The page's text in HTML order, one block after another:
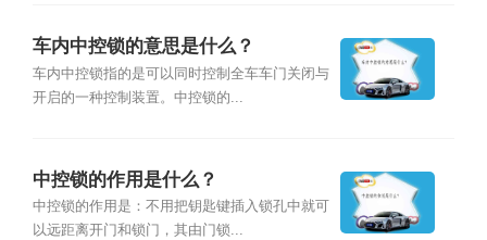
车内中控锁的意思是什么？
车内中控锁指的是可以同时控制全车车门关闭与
开启的一种控制装置。中控锁的...
中控锁的作用是什么？
中控锁的作用是：不用把钥匙键插入锁孔中就可
以远距离开门和锁门，其由门锁...